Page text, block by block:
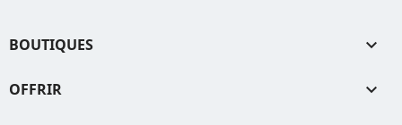
BOUTIQUES 
OFFRIR 